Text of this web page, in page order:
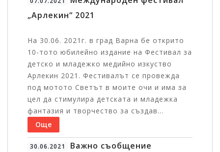
„Арлекин“ 2021
На 30.06. 2021г. в град Варна бе открито
10-тото юбилейно издание на Фестивал за
детско и младежко медийно изкуство
Арлекин 2021. Фестивалът се провежда
под мотото Светът в моите очи и има за
цел да стимулира детската и младежка
фантазия и творчество за създав...
Още
30.06.2021 Важно съобщение